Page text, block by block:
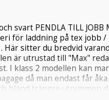
svart PENDLA TILL
för laddning på tex jobb /
Här sitter du bredvid
är utrustad till "Max"
I klass 2 modellen kan
då man endast får
bland trängre utrymmen